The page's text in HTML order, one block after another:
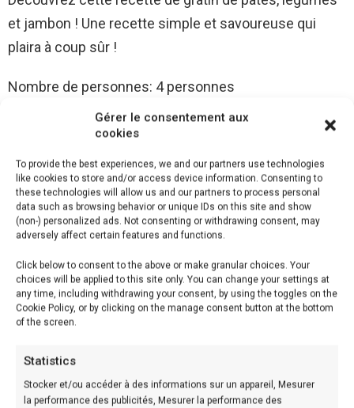
Gérer le consentement aux
cookies
To provide the best experiences, we and our partners use technologies
like cookies to store and/or access device information. Consenting to
these technologies will allow us and our partners to process personal
data such as browsing behavior or unique IDs on this site and show
(non-) personalized ads. Not consenting or withdrawing consent, may
adversely affect certain features and functions.
Click below to consent to the above or make granular choices. Your
choices will be applied to this site only. You can change your settings at
any time, including withdrawing your consent, by using the toggles on the
Cookie Policy, or by clicking on the manage consent button at the bottom
of the screen.
Statistics
Stocker et/ou accéder à des informations sur un appareil, Mesurer
la performance des publicités, Mesurer la performance des
et jambon ! Une recette simple et savoureuse qui
plaira à coup sûr !
Nombre de personnes: 4 personnes
Temps de préparation: 10 min
Temps de cuisson: 20 min
Difficulté: Facile
Ingrédients (4 personnes):
– 1 carotte
– 4 tranches de jambon
– 150 g de macaronis
– 1 brique de 350 ml de sauce béchamel